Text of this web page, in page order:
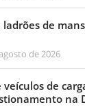
de
de 2026
de
na